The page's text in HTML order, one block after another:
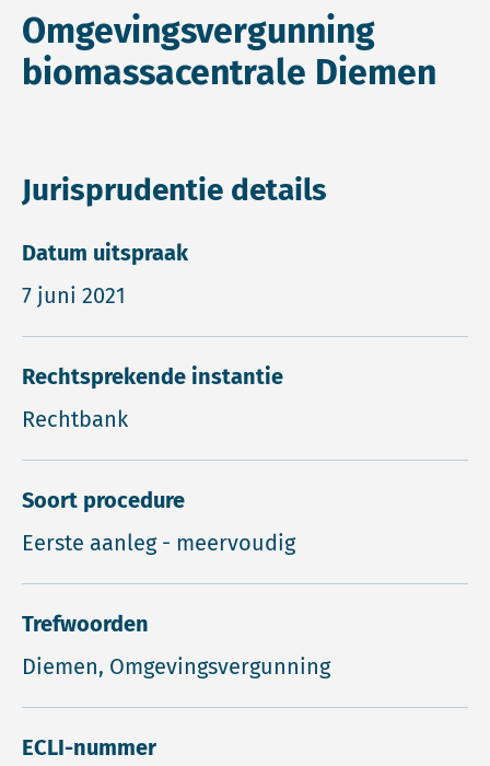
Omgevingsvergunning
biomassacentrale Diemen
Jurisprudentie details
Datum uitspraak
7 juni 2021
Rechtsprekende instantie
Rechtbank
Soort procedure
Eerste aanleg - meervoudig
Trefwoorden
Diemen, Omgevingsvergunning
ECLI-nummer